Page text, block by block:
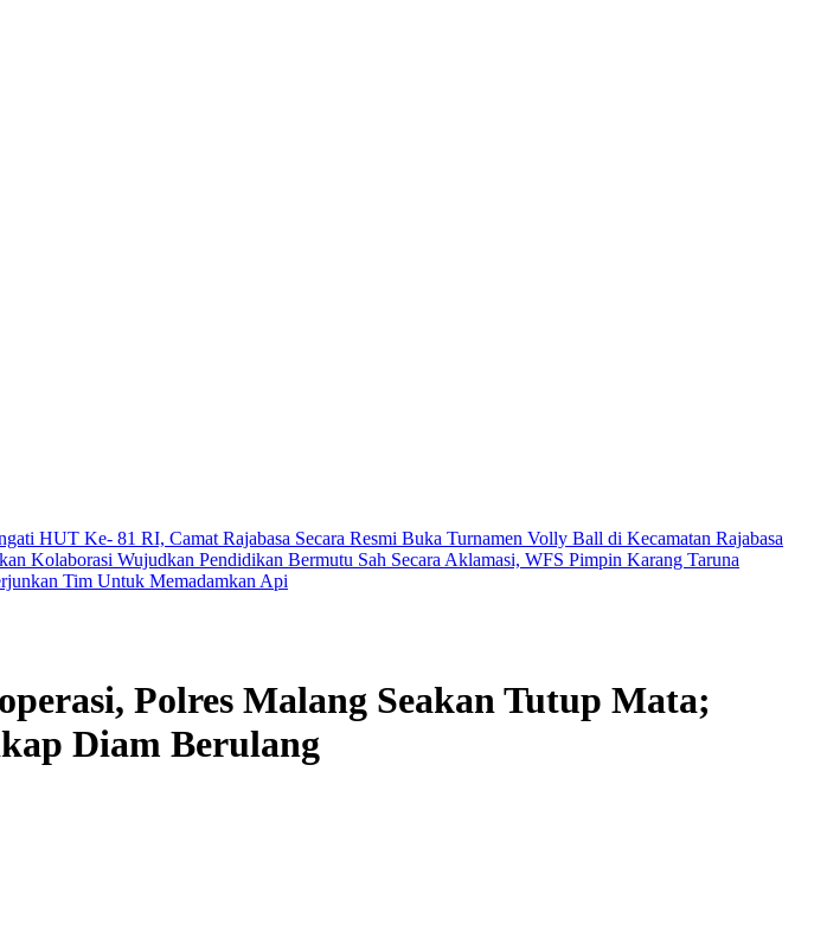
HUT Ke- 81 RI, Camat Rajabasa Secara Resmi Buka Turnamen Volly Ball di Kecamatan Rajabasa
Kolaborasi Wujudkan Pendidikan Bermutu Sah Secara Aklamasi, WFS Pimpin Karang Taruna
Tim Untuk Memadamkan Api
Polres Malang Seakan Tutup Mata;
Diam Berulang